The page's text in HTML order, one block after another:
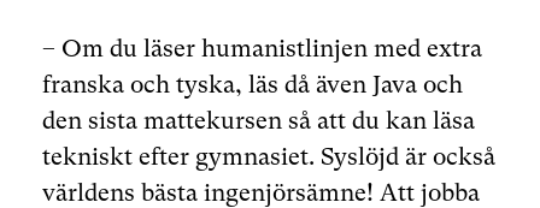
– Om du läser humanistlinjen med extra
franska och tyska, läs då även Java och
den sista mattekursen så att du kan läsa
tekniskt efter gymnasiet. Syslöjd är också
världens bästa ingenjörsämne! Att jobba